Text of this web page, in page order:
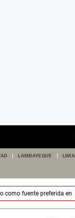
LAMBAYEQUE LIMA
como fuente preferida en